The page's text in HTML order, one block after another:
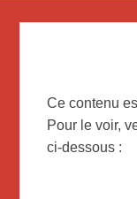
Ce contenu
Pour le voir,
ci-dessous :